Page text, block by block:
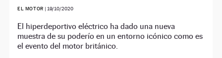
EL MOTOR | 19/10/2020
El hiperdeportivo eléctrico ha dado una nueva
muestra de su poderío en un entorno icónico como es
el evento del motor británico.